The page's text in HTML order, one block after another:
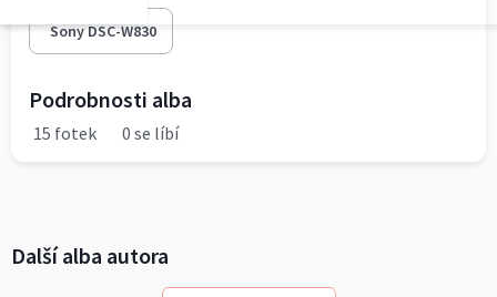
Sony DSC-W830
Podrobnosti alba
15 fotek 0 se líbí
Další alba autora